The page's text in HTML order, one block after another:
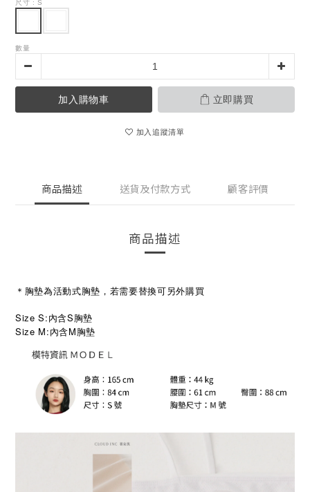
尺寸 : S
數量
加入購物車 立即購買
加入追蹤清單
商品描述 送貨及付款方式 顧客評價
商品描述
＊胸墊為活動式胸墊，若需要替換可另外購買
Size S:內含S胸墊
Size M: 內含M 胸墊